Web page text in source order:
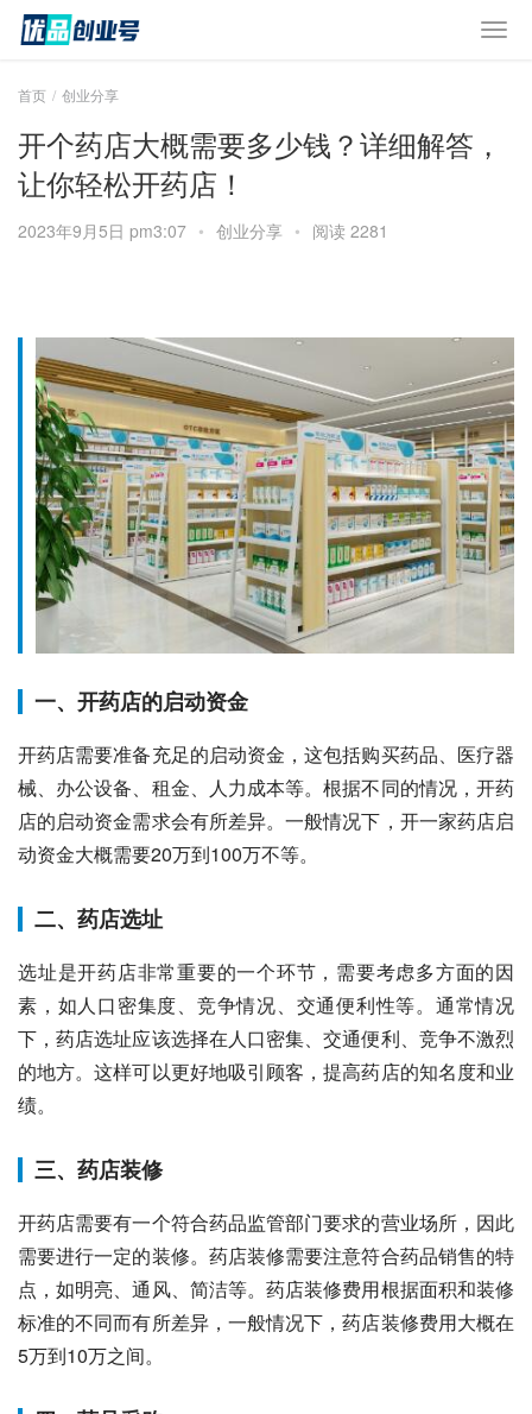
首页 创业分享
开个药店大概需要多少钱？详细解答，
让你轻松开药店！
2023年9月5日 pm3:07 • 创业分享 • 阅读 2281
一、开药店的启动资金
开药店需要准备充足的启动资金，这包括购买药品、医疗器
械、办公设备、租金、人力成本等。根据不同的情况，开药
店的启动资金需求会有所差异。一般情况下，开一家药店启
动资金大概需要20万到100万不等。
二、药店选址
选址是开药店非常重要的一个环节，需要考虑多方面的因
素，如人口密集度、竞争情况、交通便利性等。通常情况
下，药店选址应该选择在人口密集、交通便利、竞争不激烈
的地方。这样可以更好地吸引顾客，提高药店的知名度和业
绩。
三、药店装修
开药店需要有一个符合药品监管部门要求的营业场所，因此
需要进行一定的装修。药店装修需要注意符合药品销售的特
点，如明亮、通风、简洁等。药店装修费用根据面积和装修
标准的不同而有所差异，一般情况下，药店装修费用大概在
5万到10万之间。